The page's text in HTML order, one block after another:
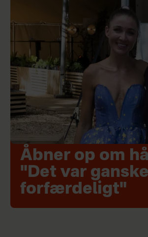
Åbner op om
"Det var ganske
forfærdeligt"